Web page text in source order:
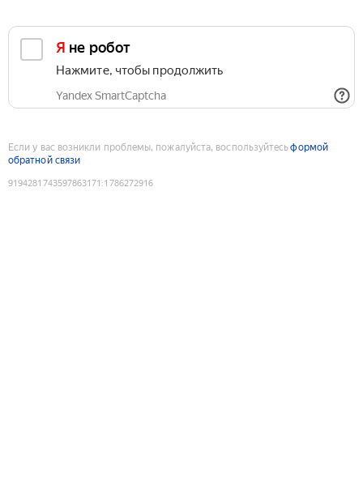
Я не робот
Нажмите, чтобы продолжить
Yandex SmartCaptcha
Если у вас возникли проблемы, пожалуйста, воспользуйтесьформой
обратной связи
9194281743597863171 :1786272916